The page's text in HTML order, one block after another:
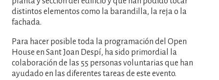
distintos elementos como la barandilla, la reja o la
fachada.
Para hacer posible toda la programación del Open
House en Sant Joan Despí, ha sido primordial la
colaboración de las 55 personas voluntarias que han
ayudado en las diferentes tareas de este evento.